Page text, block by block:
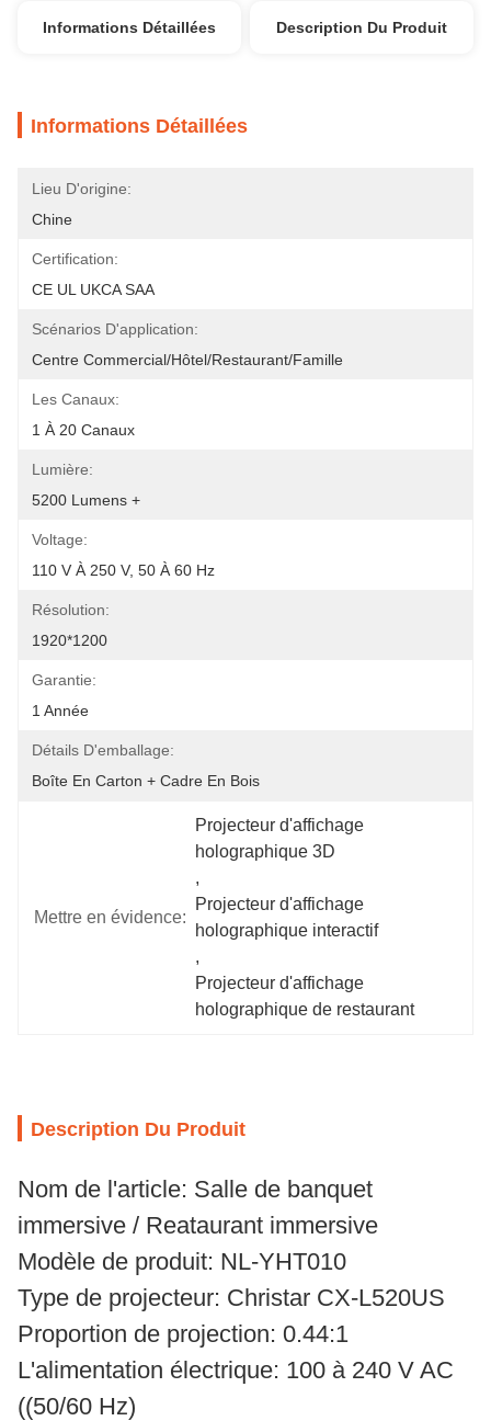
Informations Détaillées Description Du Produit
Informations Détaillées
Lieu D'origine:
Chine
Certification:
CE UL UKCA SAA
Scénarios D'application:
Centre Commercial/hôtel/restaurant/famille
Les Canaux:
1 À 20 Canaux
Lumière:
5200 Lumens +
Voltage:
110 V À 250 V, 50 À 60 Hz
Résolution:
1920*1200
Garantie:
1 Année
Détails D'emballage:
Boîte En Carton + Cadre En Bois
Mettre en évidence:
Projecteur d'affichage
holographique 3D
,
Projecteur d'affichage
holographique interactif
,
Projecteur d'affichage
holographique de restaurant
Description Du Produit
Nom de l'article: Salle de banquet
immersive / Reataurant immersive
Modèle de produit: NL-YHT010
Type de projecteur: Christar CX-L520US
Proportion de projection: 0.44:1
L'alimentation électrique: 100 à 240 V AC
((50/60 Hz)